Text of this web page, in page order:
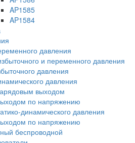
AP1585
AP1584
давления
и переменного давления
давления
давления
выходом
по напряжению
динамического давления
по напряжению
беспроводной